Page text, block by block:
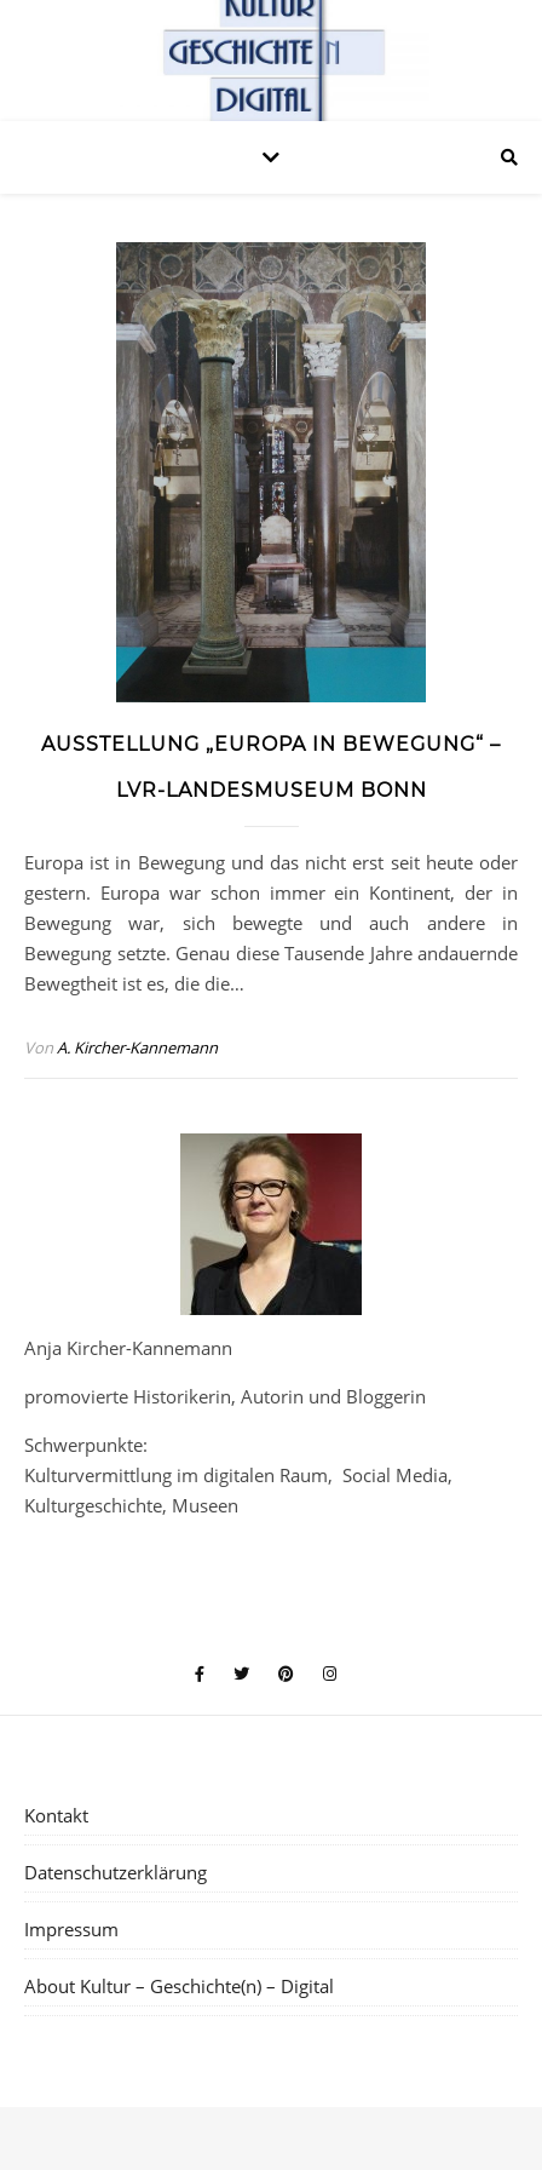
AUSSTELLUNG „EUROPA IN BEWEGUNG“ –
LVR-LANDESMUSEUM BONN
Europa ist in Bewegung und das nicht erst seit heute oder
gestern. Europa war schon immer ein Kontinent, der in
Bewegung war, sich bewegte und auch andere in
Bewegung setzte. Genau diese Tausende Jahre andauernde
Bewegtheit ist es, die die…
VonA. Kircher-Kannemann
Anja Kircher-Kannemann
promovierte Historikerin, Autorin und Bloggerin
Schwerpunkte:
Kulturvermittlung im digitalen Raum, Social Media,
Kulturgeschichte, Museen
Kontakt
Datenschutzerklärung
Impressum
About Kultur – Geschichte(n) – Digital